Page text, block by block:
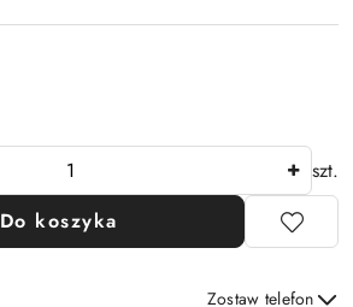
szt.
Do koszyka
Zostaw telefon